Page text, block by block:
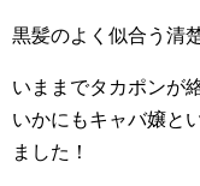
黒髪のよく似合う清
いままでタカポンが
いかにもキャバ嬢と
ました！